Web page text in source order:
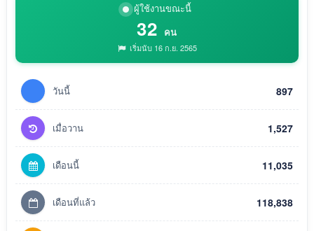
ผู้ใช้งานขณะนี้
32 คน
เริ่มนับ 16 ก.ย. 2565
วันนี้ 897
เมื่อวาน 1,527
เดือนนี้ 11,035
เดือนที่แล้ว 118,838